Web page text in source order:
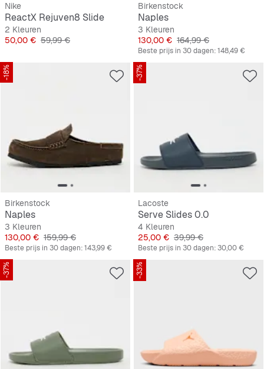
Nike
ReactX Rejuven8 Slide
2 Kleuren
Prijs
50,00 € Originele Prijs
59,99 €
Birkenstock
Naples
3 Kleuren
Prijs
130,00 € Originele Prijs
164,99 €
Beste prijs in 30 dagen:148,49 €
-18%
Birkenstock
Naples
3 Kleuren
Prijs
130,00 € Originele Prijs
159,99 €
Beste prijs in 30 dagen:143,99 €
-37%
Lacoste
Serve Slides 0.0
4 Kleuren
Prijs
25,00 € Originele Prijs
39,99 €
Beste prijs in 30 dagen:30,00 €
-37% -33%